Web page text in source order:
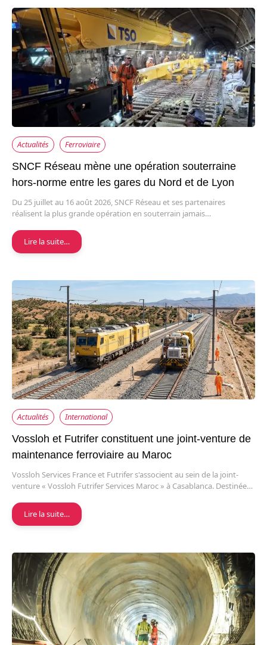
Actualités Ferroviaire
SNCF Réseau mène une opération souterraine
hors-norme entre les gares du Nord et de Lyon
Du 25 juillet au 16 août 2026, SNCF Réseau et ses partenaires
réalisent la plus grande opération en souterrain jamais…
Lire la suite…
Actualités International
Vossloh et Futrifer constituent une joint-venture de
maintenance ferroviaire au Maroc
Vossloh Services France et Futrifer s'associent au sein de la joint-
venture « Vossloh Futrifer Services Maroc » à Casablanca. Destinée…
Lire la suite…